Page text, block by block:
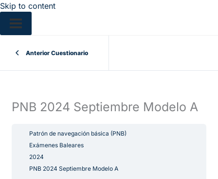
Skip to content
Anterior Cuestionario
PNB 2024 Septiembre Modelo A
Patrón de navegación básica (PNB)
Exámenes Baleares
2024
PNB 2024 Septiembre Modelo A